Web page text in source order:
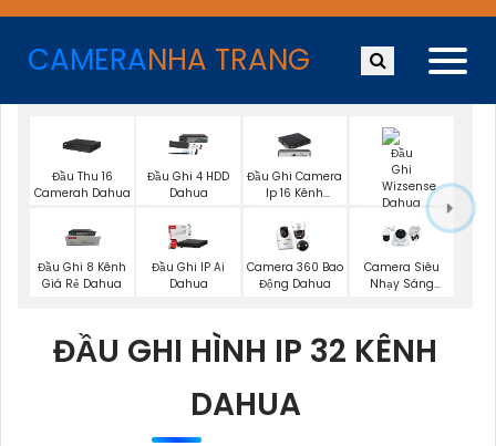
CAMERANHA TRANG
Đầu Thu 16
Camerah Dahua
Đầu Ghi 4 HDD
Dahua
Đầu Ghi Camera
Ip 16 Kênh
Đầu Ghi AI
Dahua
Đầu Ghi 8 Kênh
Giá Rẻ Dahua
Đầu Ghi IP Ai
Dahua
Camera 360 Bao
Động Dahua
Camera Siêu
Nhạy Sáng
ĐẦU GHI HÌNH IP 32 KÊNH
DAHUA